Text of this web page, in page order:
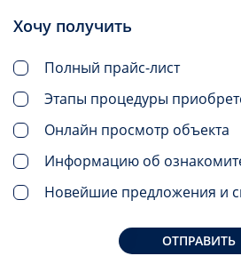
Хочу получить
Полный прайс-лист
Этапы процедуры
Онлайн просмотр объекта
Информацию об
Новейшие предложения и
ОТПРАВИТЬ